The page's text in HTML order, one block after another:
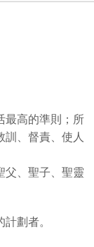
最高的準則；所
訓、督責、使人
父、聖子、聖靈
劃者。